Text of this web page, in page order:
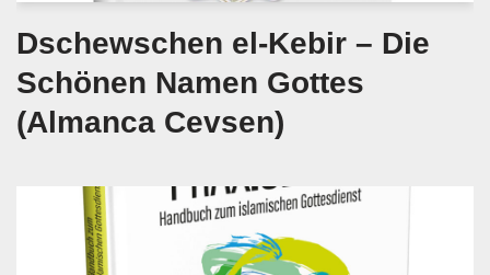
Dschewschen el-Kebir – Die
Schönen Namen Gottes
(Almanca Cevsen)